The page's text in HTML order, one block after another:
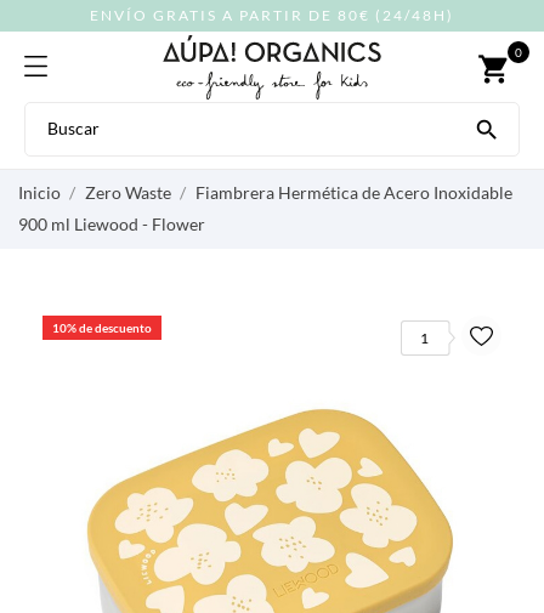
ENVÍO GRATIS A PARTIR DE 80€ (24/48H)
shopping_cart 0

Inicio Zero Waste
Fiambrera Hermética de Acero Inoxidable
900 ml Liewood - Flower
10% de descuento
1